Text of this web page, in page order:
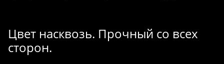
Цвет насквозь. Прочный со всех
сторон.